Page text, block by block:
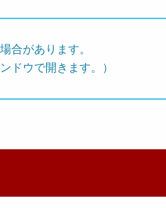
合があります。
ドウで開きます。）